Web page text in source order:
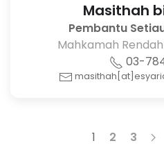
Masithah
Pembantu
Mahkamah
03-
1 2 3